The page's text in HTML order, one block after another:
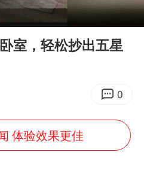
扎哈罗娃批广岛市长不提美国原子弹
女子利用漏洞0元薅走3000多件家电
否认与27岁模特的恋情
村民谈“梅姨”：叫的其实是“媒姨”
00:34
室，轻松抄出五星
0
体验效果更佳